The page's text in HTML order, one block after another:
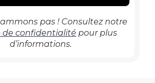
pas ! Consultez notre
de confidentialité pour plus
d’informations.